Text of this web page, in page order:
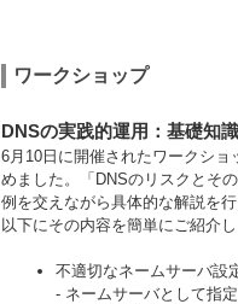
ワークショップ
DNSの実践的運用：基礎知
6月10日に開催されたワークシ
めました。「DNSのリスクとそ
例を交えながら具体的な解説を
以下にその内容を簡単にご紹介
不適切なネームサーバ設
- ネームサーバとして指